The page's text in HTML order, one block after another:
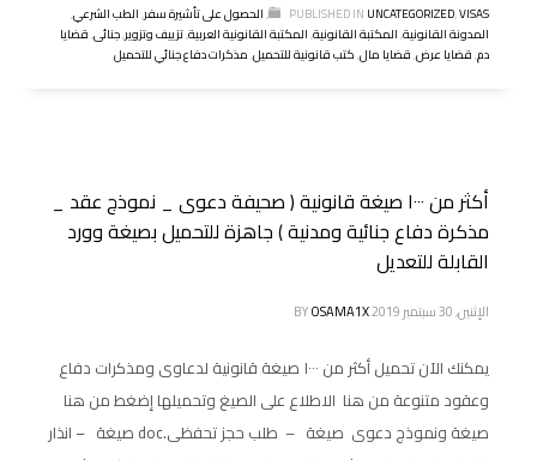
PUBLISHED IN UNCATEGORIZED,VISAS
,الحصول على تأشيرة سفر,الطب الشرعي,
المدونة القانونية,المكتبة القانونية,المكتبة القانونية العربية,تزييف وتزوير,جنائى,قضايا
دم,قضايا عرض,قضايا مال,كتب قانونية للتحميل,مذكرات دفاع جنائي للتحميل